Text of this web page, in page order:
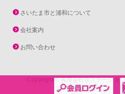
さいたま市と浦和について
会社案内
お問い合わせ
Copyright ©有限会社住ステーショ